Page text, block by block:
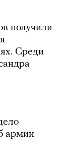
получили
Среди
армии